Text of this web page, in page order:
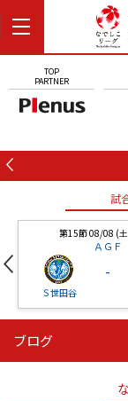
TOP
PARTNER
試
第15節 08/08 (
ＡＧＦ
Ｓ世田谷
-
ニッパツ
ブログ